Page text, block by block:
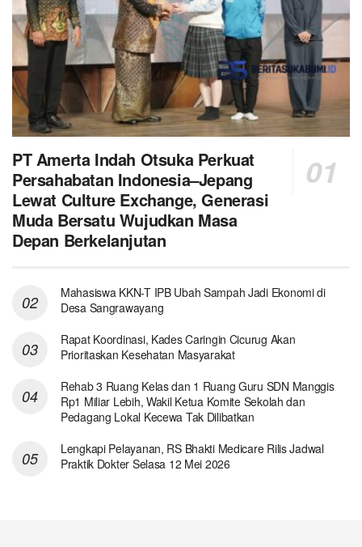
PT Amerta Indah Otsuka Perkuat
Persahabatan Indonesia–Jepang
Lewat Culture Exchange, Generasi
Muda Bersatu Wujudkan Masa
Depan Berkelanjutan
Mahasiswa KKN-T IPB Ubah Sampah Jadi Ekonomi di
Desa Sangrawayang
Rapat Koordinasi, Kades Caringin Cicurug Akan
Prioritaskan Kesehatan Masyarakat
Rehab 3 Ruang Kelas dan 1 Ruang Guru SDN Manggis
Rp1 Miliar Lebih, Wakil Ketua Komite Sekolah dan
Pedagang Lokal Kecewa Tak Dilibatkan
Lengkapi Pelayanan, RS Bhakti Medicare Rilis Jadwal
Praktik Dokter Selasa 12 Mei 2026